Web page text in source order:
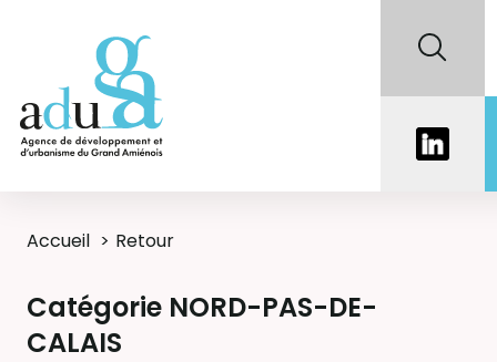
Accueil Retour
Catégorie NORD-PAS-DE-
CALAIS